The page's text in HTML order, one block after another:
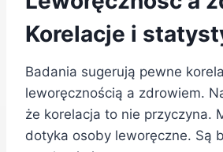
Korelacje i
Badania sugerują pewne
leworęcznością a zdrowiem.
że korelacja to nie przyczyna.
dotyka osoby leworęczne. Są